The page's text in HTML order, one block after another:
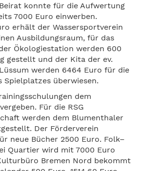
konnte für die Aufwertung
7000 Euro einwerben.
erhält der Wassersportverein
Ausbildungsraum, für das
Ökologiestation werden 600
gestellt und der Kita der ev.
werden 6464 Euro für die
Spielplatzes überwiesen.
dem
Für die RSG
werden dem Blumenthaler
Der Förderverein
neue Bücher 2500 Euro. Folk–
Quartier wird mit 7000 Euro
Bremen Nord bekommt